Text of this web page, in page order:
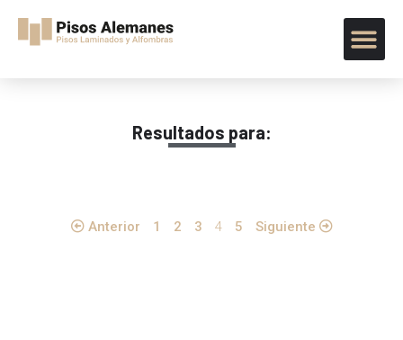
Resultados para:
Anterior 1 2 3 4 5 Siguiente